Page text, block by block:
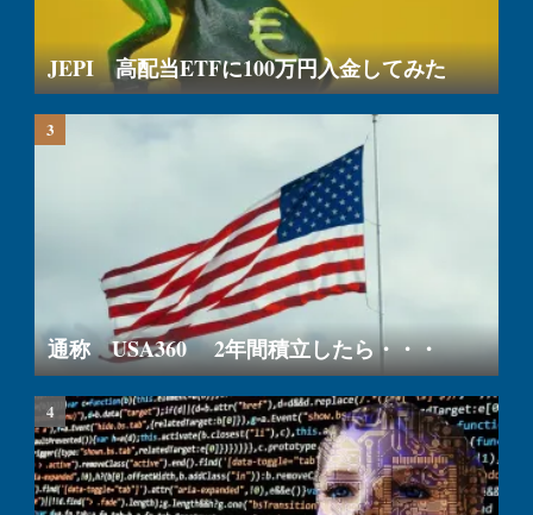
JEPI 高配当ETFに100万円入金してみた
通称 USA360 2年間積立したら・・・